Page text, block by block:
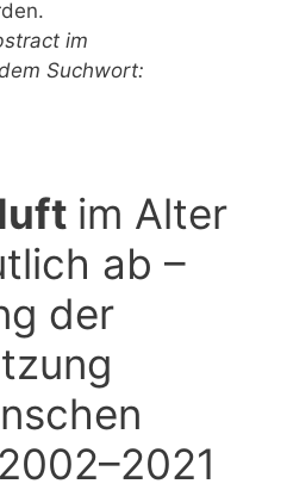
im
Suchwort:
im Alter
ab –
der